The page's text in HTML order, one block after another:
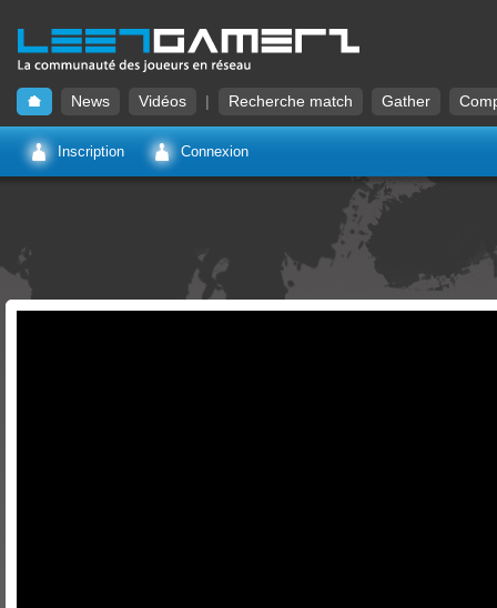
News Vidéos | Recherche match Gather
Inscription Connexion